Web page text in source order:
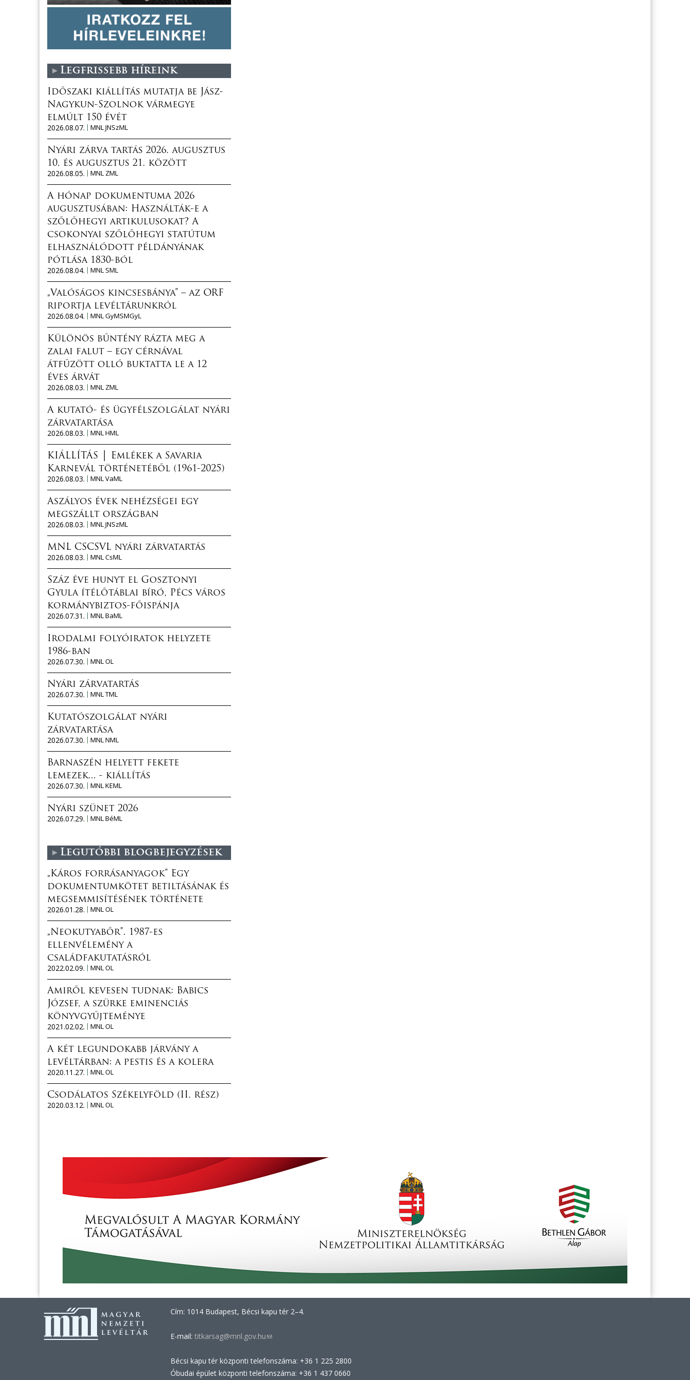
Legfrissebb híreink
Időszaki kiállítás mutatja be Jász-
Nagykun-Szolnok vármegye
elmúlt 150 évét
2026.08.07.
MNL JNSzML
Nyári zárva tartás 2026. augusztus
10. és augusztus 21. között
2026.08.05.
MNL ZML
A hónap dokumentuma 2026
augusztusában: Használták-e a
szőlőhegyi artikulusokat? A
csokonyai szőlőhegyi statútum
elhasználódott példányának
pótlása 1830-ból
2026.08.04.
MNL SML
„Valóságos kincsesbánya” – az ORF
riportja levéltárunkról
2026.08.04.
MNL GyMSMGyL
Különös bűntény rázta meg a
zalai falut – egy cérnával
átfűzött olló buktatta le a 12
éves árvát
2026.08.03.
MNL ZML
A kutató- és ügyfélszolgálat nyári
zárvatartása
2026.08.03.
MNL HML
KIÁLLÍTÁS │ Emlékek a Savaria
Karnevál történetéből (1961-2025)
2026.08.03.
MNL VaML
Aszályos évek nehézségei egy
megszállt országban
2026.08.03.
MNL JNSzML
MNL CSCSVL nyári zárvatartás
2026.08.03.
MNL CsML
Száz éve hunyt el Gosztonyi
Gyula ítélőtáblai bíró, Pécs város
kormánybiztos-főispánja
2026.07.31.
MNL BaML
Irodalmi folyóiratok helyzete
1986-ban
2026.07.30.
MNL OL
Nyári zárvatartás
2026.07.30.
MNL TML
Kutatószolgálat nyári
zárvatartása
2026.07.30.
MNL NML
Barnaszén helyett fekete
lemezek... - kiállítás
2026.07.30.
MNL KEML
Nyári szünet 2026
2026.07.29.
MNL BéML
Legutóbbi blogbejegyzések
„Káros forrásanyagok” Egy
dokumentumkötet betiltásának és
megsemmisítésének története
2026.01.28.
MNL OL
„Neokutyabőr”. 1987-es
ellenvélemény a
családfakutatásról
2022.02.09.
MNL OL
Amiről kevesen tudnak: Babics
József, a szürke eminenciás
könyvgyűjteménye
2021.02.02.
MNL OL
A két legundokabb járvány a
levéltárban: a pestis és a kolera
2020.11.27.
MNL OL
Csodálatos Székelyföld (II. rész)
2020.03.12.
MNL OL
Cím: 1014 Budapest, Bécsi kapu tér 2–4.
E-mail: titkarsag@mnl.gov.hu(link
e-
mail)
Bécsi kapu tér központi telefonszáma: +36 1 225 2800
Óbudai épület központi telefonszáma: +36 1 437 0660